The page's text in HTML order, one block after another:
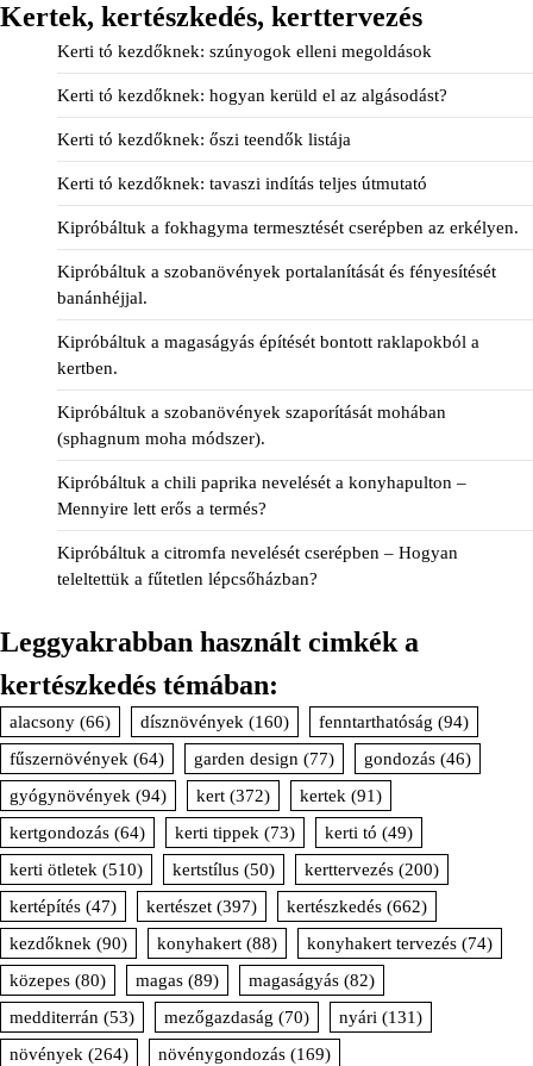
Kertek, kertészkedés, kerttervezés
Kerti tó kezdőknek: szúnyogok elleni megoldások
Kerti tó kezdőknek: hogyan kerüld el az algásodást?
Kerti tó kezdőknek: őszi teendők listája
Kerti tó kezdőknek: tavaszi indítás teljes útmutató
Kipróbáltuk a fokhagyma termesztését cserépben az erkélyen.
Kipróbáltuk a szobanövények portalanítását és fényesítését
banánhéjjal.
Kipróbáltuk a magaságyás építését bontott raklapokból a
kertben.
Kipróbáltuk a szobanövények szaporítását mohában
(sphagnum moha módszer).
Kipróbáltuk a chili paprika nevelését a konyhapulton –
Mennyire lett erős a termés?
Kipróbáltuk a citromfa nevelését cserépben – Hogyan
teleltettük a fűtetlen lépcsőházban?
Leggyakrabban használt cimkék a
kertészkedés témában:
alacsony (66) dísznövények (160) fenntarthatóság (94)
fűszernövények (64) garden design (77) gondozás (46)
gyógynövények (94) kert (372) kertek (91)
kertgondozás (64) kerti tippek (73) kerti tó (49)
kerti ötletek (510) kertstílus (50) kerttervezés (200)
kertépítés (47) kertészet (397) kertészkedés (662)
kezdőknek (90) konyhakert (88) konyhakert tervezés (74)
közepes (80) magas (89) magaságyás (82)
medditerrán (53) mezőgazdaság (70) nyári (131)
növények (264) növénygondozás (169)